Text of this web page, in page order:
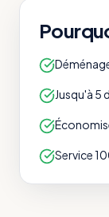
Jusqu'à 5
Service